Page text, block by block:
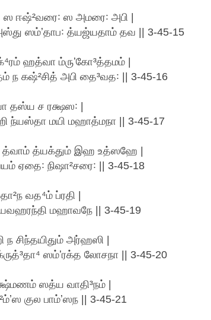
ஸ ஈஷ்²வரை꞉ ஸ அமரை꞉ அபி |
ஸம்ʼதாப꞉ த்யஜ்யதாம் தவ || 3-45-15
ஹத்வா ம்ருʼகோ³த்தமம் |
கஷ்²சித் அபி தை³வத꞉ || 3-45-16
தஸ்ய ச ரக்ஷஸ꞉ |
ந்யஸ்தா மயி மஹாத்மநா || 3-45-17
த்யக்தும் இஹ உத்ஸஹே |
ஏதை꞉ நிஷா²சரை꞉ || 3-45-18
வத⁴ம் ப்ரதி |
மஹாவநே || 3-45-19
சிந்தயிதும் அர்ஹஸி |
ஸம்ʼரக்த லோசநா || 3-45-20
ஸத்ய வாதி³நம் |
குல பாம்ʼஸந || 3-45-21